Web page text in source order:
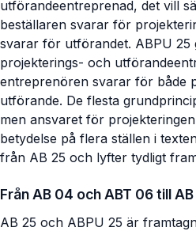
utförandeentreprenad, det vill
beställaren svarar för
svarar för utförandet. ABPU 25
projekterings- och
entreprenören svarar för både
utförande. De flesta
men ansvaret för
betydelse på flera ställen i
från AB 25 och lyfter tydligt
Från AB 04 och ABT 06 till
AB 25 och ABPU 25 är